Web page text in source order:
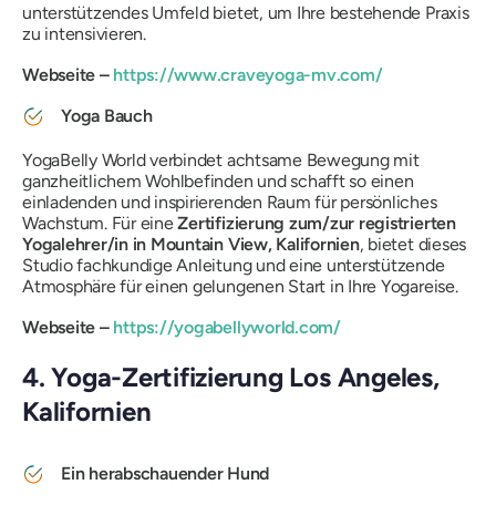
unterstützendes Umfeld bietet, um Ihre bestehende Praxis
zu intensivieren.
Webseite –https://www.craveyoga-mv.com/
Yoga Bauch
YogaBelly World verbindet achtsame Bewegung mit
ganzheitlichem Wohlbefinden und schafft so einen
einladenden und inspirierenden Raum für persönliches
Wachstum. Für eineZertifizierung zum/zur registrierten
Yogalehrer/in in Mountain View, Kalifornien, bietet dieses
Studio fachkundige Anleitung und eine unterstützende
Atmosphäre für einen gelungenen Start in Ihre Yogareise.
Webseite – https://yogabellyworld.com/
4. Yoga-Zertifizierung Los Angeles,
Kalifornien
Ein herabschauender Hund